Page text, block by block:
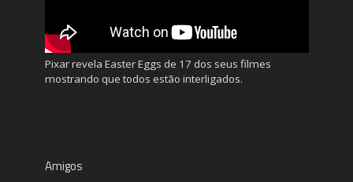
Pixar revela Easter Eggs de 17 dos seus filmes
mostrando que todos estão interligados.
Amigos